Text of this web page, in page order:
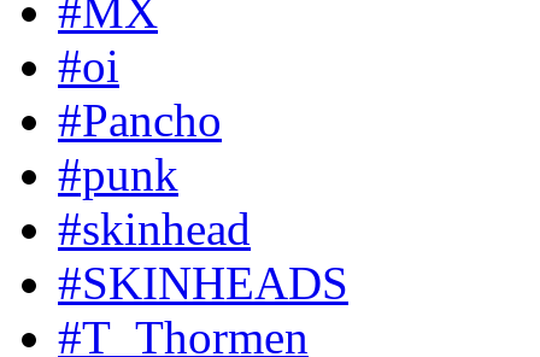
#MX
#oi
#Pancho
#punk
#skinhead
#SKINHEADS
#T_Thormen